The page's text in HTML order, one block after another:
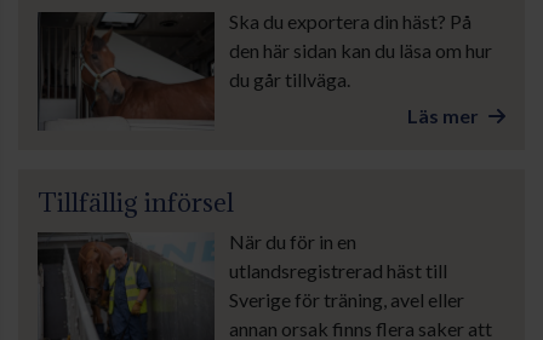
Ska du exportera din häst? På
den här sidan kan du läsa om hur
du går tillväga.
Läs mer
Tillfällig införsel
När du för in en
utlandsregistrerad häst till
Sverige för träning, avel eller
annan orsak finns flera saker att